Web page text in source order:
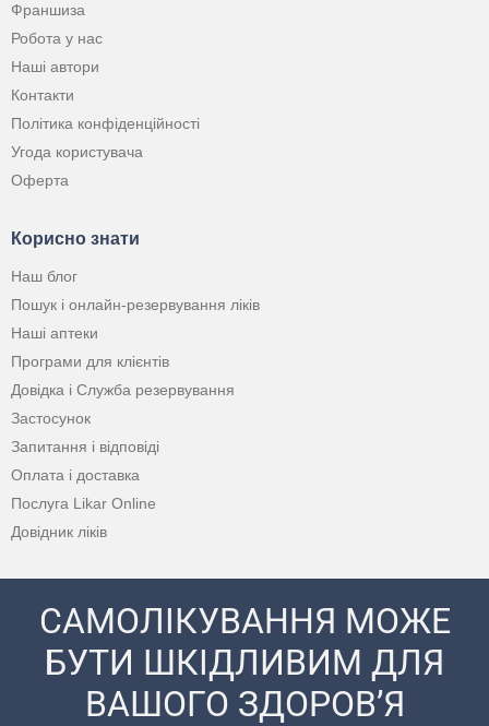
Франшиза
Робота у нас
Наші автори
Контакти
Політика конфіденційності
Угода користувача
Оферта
Корисно знати
Наш блог
Пошук і онлайн-резервування ліків
Наші аптеки
Програми для клієнтів
Довідка і Служба резервування
Застосунок
Запитання і відповіді
Оплата і доставка
Послуга Likar Online
Довідник ліків
САМОЛІКУВАННЯ МОЖЕ
БУТИ ШКІДЛИВИМ ДЛЯ
ВАШОГО ЗДОРОВ’Я